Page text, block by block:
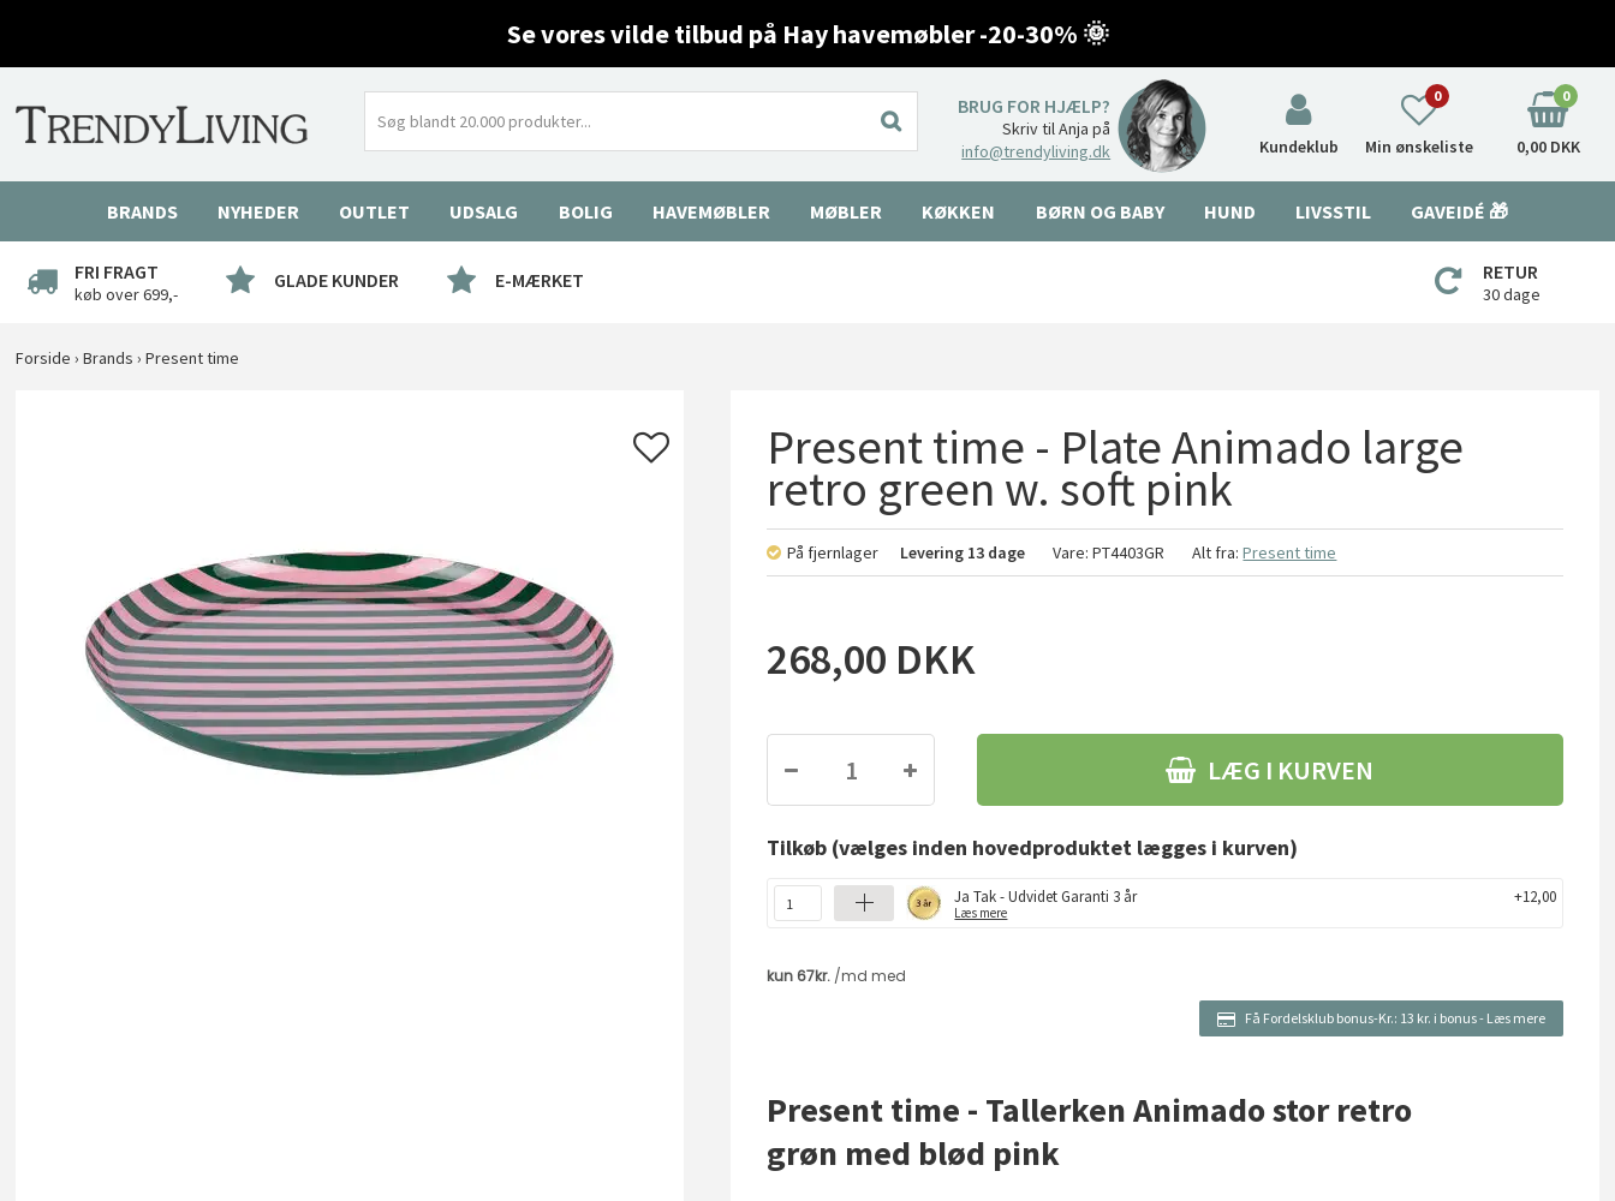
Se vores vilde tilbud på Hay havemøbler -20-30% 🌞
BRUG FOR HJÆLP?
Skriv til Anja på
info@trendyliving.dk
Kundeklub Min ønskeliste
0 0
0,00 DKK
BRANDS NYHEDER OUTLET UDSALG BOLIG HAVEMØBLER MØBLER KØKKEN BØRN OG BABY HUND LIVSSTIL GAVEIDÉ 🎁
FRI FRAGT
køb over 699,-
GLADE KUNDER E-MÆRKET RETUR
30 dage
Forside ›Brands ›Present time
Present time - Plate Animado large
retro green w. soft pink
På fjernlager Levering 13 dage Vare:PT4403GR Alt fra:Present time
268,00 DKK
LÆG I KURVEN
Tilkøb (vælges inden hovedproduktet lægges i kurven)
Ja Tak - Udvidet Garanti 3 år
Læs mere
+12,00
Få Fordelsklub bonus-Kr.: 13 kr. i bonus- Læs mere
Present time - Tallerken Animado stor retro
grøn med blød pink